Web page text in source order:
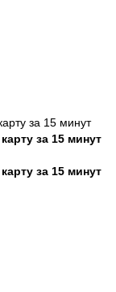
за 15 минут
за 15 минут